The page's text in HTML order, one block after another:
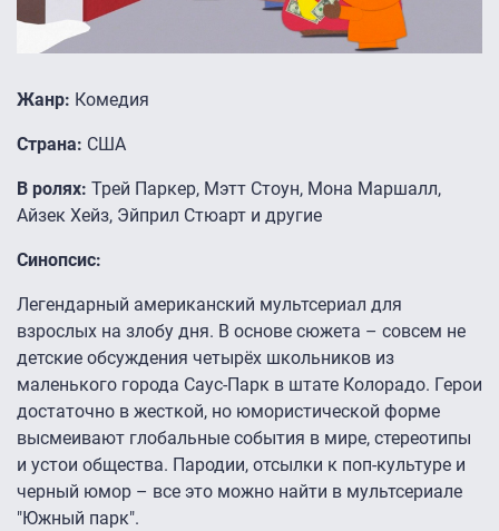
Жанр: Комедия
Страна: США
В ролях: Трей Паркер, Мэтт Стоун, Мона Маршалл,
Айзек Хейз, Эйприл Стюарт и другие
Синопсис:
Легендарный американский мультсериал для
взрослых на злобу дня. В основе сюжета – совсем не
детские обсуждения четырёх школьников из
маленького города Саус-Парк в штате Колорадо. Герои
достаточно в жесткой, но юмористической форме
высмеивают глобальные события в мире, стереотипы
и устои общества. Пародии, отсылки к поп-культуре и
черный юмор – все это можно найти в мультсериале
"Южный парк".